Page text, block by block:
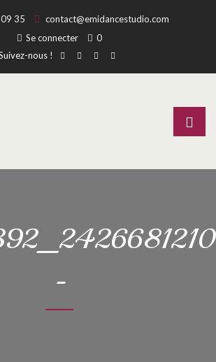
35
contact@emidancestudio.com
Se connecter
0
nous !
-